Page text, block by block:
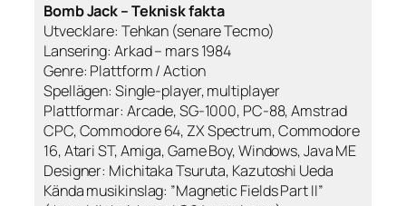
Bomb Jack – Teknisk fakta
Utvecklare: Tehkan (senare Tecmo)
Lansering: Arkad – mars 1984
Genre: Plattform / Action
Spellägen: Single-player, multiplayer
Plattformar: Arcade, SG-1000, PC-88, Amstrad
CPC, Commodore 64, ZX Spectrum, Commodore
16, Atari ST, Amiga, Game Boy, Windows, Java ME
Designer: Michitaka Tsuruta, Kazutoshi Ueda
Kända musikinslag: ”Magnetic Fields Part II”